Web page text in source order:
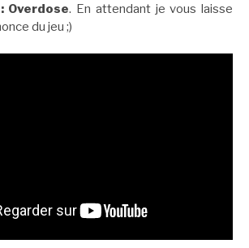
Overdose. En attendant je vous laisse
du jeu ;)